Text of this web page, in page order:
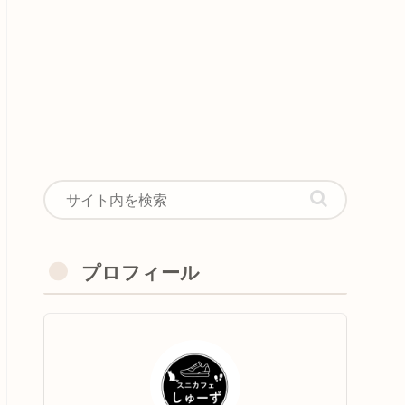
プロフィール